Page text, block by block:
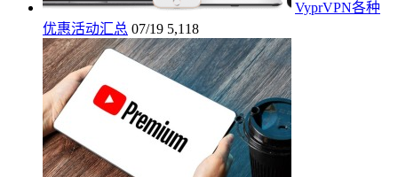
VyprVPN各种
优惠活动汇总 07/19 5,118